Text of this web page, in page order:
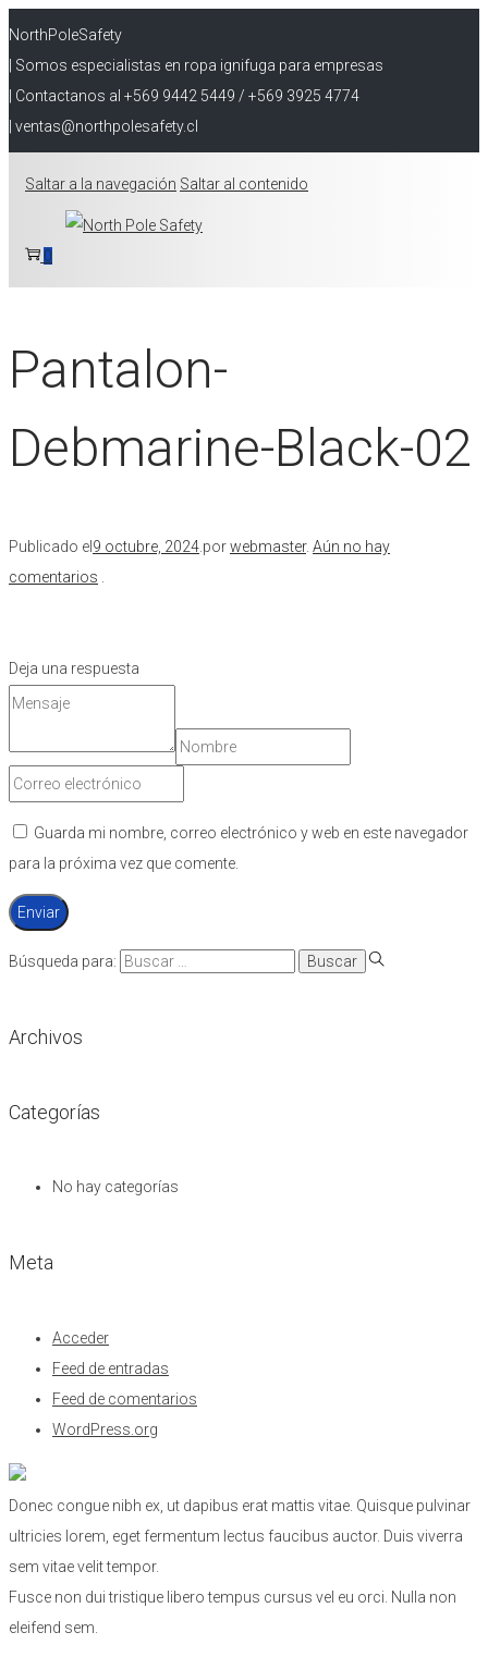
NorthPoleSafety
| Somos especialistas en ropa ignifuga para empresas
| Contactanos al +569 9442 5449 / +569 3925 4774
| ventas@northpolesafety.cl
Saltar a la navegación Saltar al contenido
0
Pantalon-
Debmarine-Black-02
Publicado el 9 octubre, 2024 porwebmaster. Aún no hay
comentarios
Deja una respuesta
Guarda mi nombre, correo electrónico y web en este navegador
para la próxima vez que comente.
Búsqueda para:
Archivos
Categorías
No hay categorías
Meta
Acceder
Feed de entradas
Feed de comentarios
WordPress.org
Donec congue nibh ex, ut dapibus erat mattis vitae. Quisque pulvinar
ultricies lorem, eget fermentum lectus faucibus auctor. Duis viverra
sem vitae velit tempor.
Fusce non dui tristique libero tempus cursus vel eu orci. Nulla non
eleifend sem.